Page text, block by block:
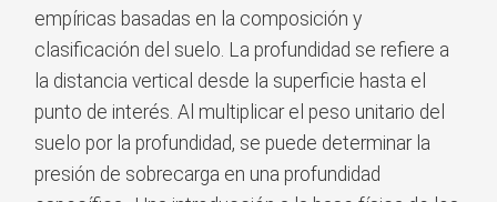
empíricas basadas en la composición y
clasificación del suelo. La profundidad se refiere a
la distancia vertical desde la superficie hasta el
punto de interés. Al multiplicar el peso unitario del
suelo por la profundidad, se puede determinar la
presión de sobrecarga en una profundidad